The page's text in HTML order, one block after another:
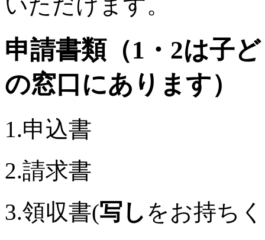
いただけます。
申請書類（1・2は子
の窓口にあります）
1.申込書
2.請求書
3.領収書(写し をお持ち